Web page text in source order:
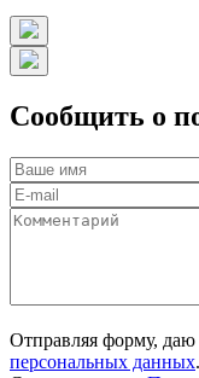
Сообщить о
Отправляя форму, даю
персональных данных.